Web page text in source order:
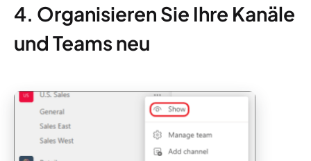
4. Organisieren Sie Ihre Kanäle
und Teams neu